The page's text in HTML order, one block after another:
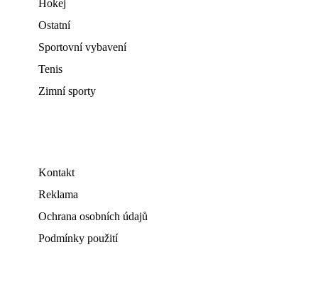
Hokej
Ostatní
Sportovní vybavení
Tenis
Zimní sporty
Kontakt
Reklama
Ochrana osobních údajů
Podmínky použití